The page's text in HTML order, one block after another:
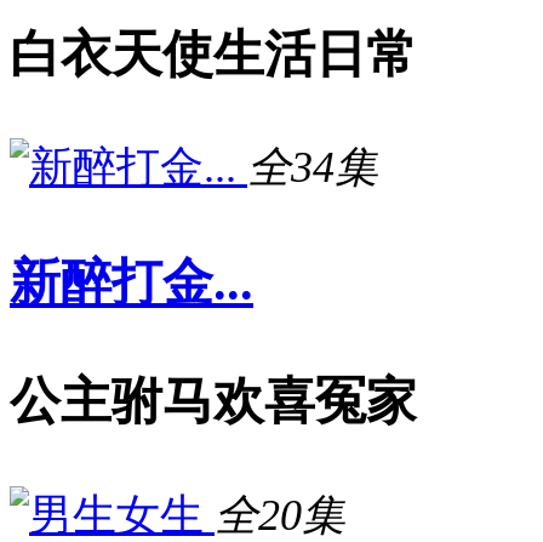
白衣天使生活日常
全34集
新醉打金...
公主驸马欢喜冤家
全20集